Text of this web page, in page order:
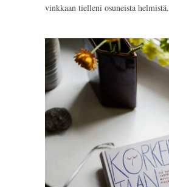
vinkkaan tielleni osuneista helmistä.